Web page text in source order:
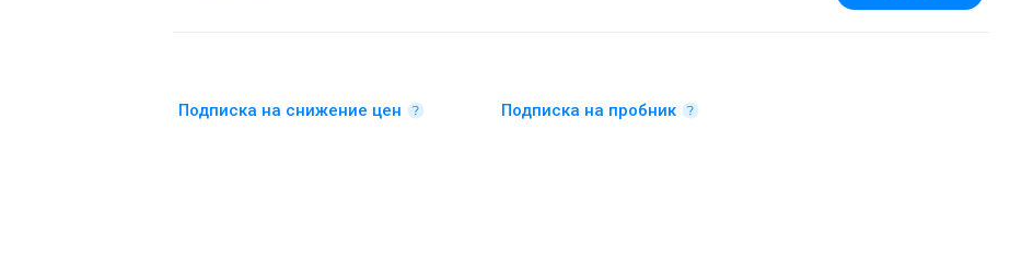
Подписка на снижение цен Подписка на пробник